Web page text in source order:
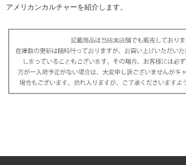
アメリカンカルチャーを紹介します。